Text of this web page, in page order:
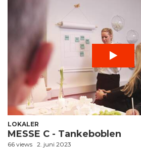
LOKALER
MESSE C - Tankeboblen
66 views 2. juni 2023